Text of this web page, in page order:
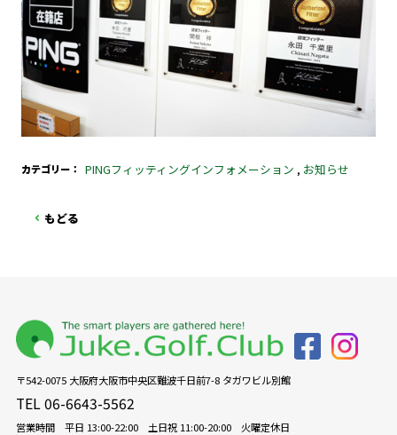
カテゴリー PINGフィッティングインフォメーション , お知らせ
もどる
〒542-0075 大阪府大阪市中央区難波千日前7-8 タガワビル別館
TEL 06-6643-5562
営業時間 平日 13:00-22:00 土日祝 11:00-20:00 火曜定休日